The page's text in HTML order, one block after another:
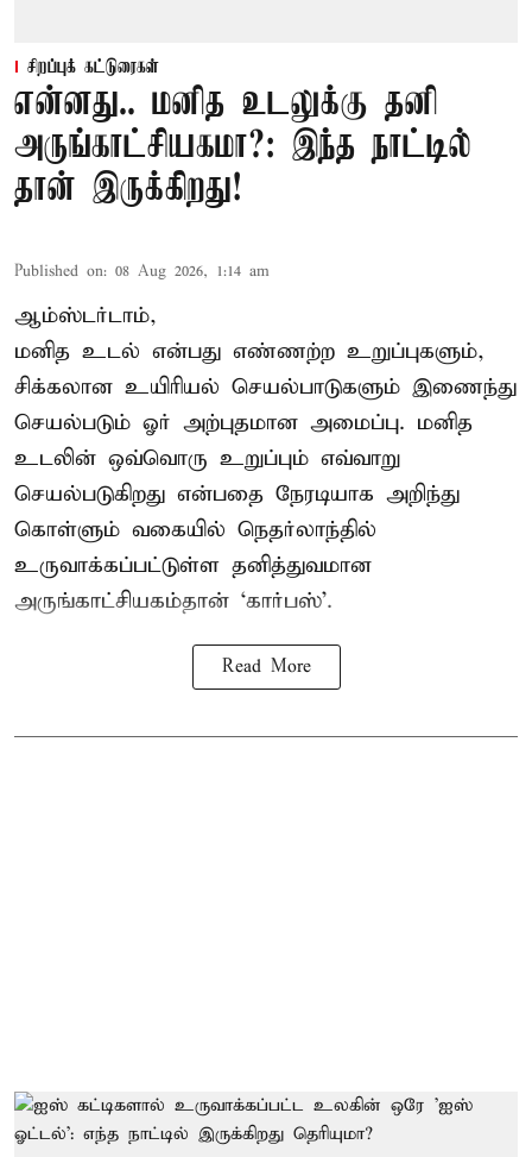
சிறப்புக் கட்டுரைகள்
என்னது.. மனித உடலுக்கு தனி
அருங்காட்சியகமா?: இந்த நாட்டில்
தான் இருக்கிறது!
Published on: 08 Aug 2026, 1:14 am
ஆம்ஸ்டர்டாம்,
மனித உடல் என்பது எண்ணற்ற உறுப்புகளும்,
சிக்கலான உயிரியல் செயல்பாடுகளும் இணைந்து
செயல்படும் ஓர் அற்புதமான அமைப்பு. மனித
உடலின் ஒவ்வொரு உறுப்பும் எவ்வாறு
செயல்படுகிறது என்பதை நேரடியாக அறிந்து
கொள்ளும் வகையில் நெதர்லாந்தில்
உருவாக்கப்பட்டுள்ள தனித்துவமான
அருங்காட்சியகம்தான் ‘கார்பஸ்’.
Read More